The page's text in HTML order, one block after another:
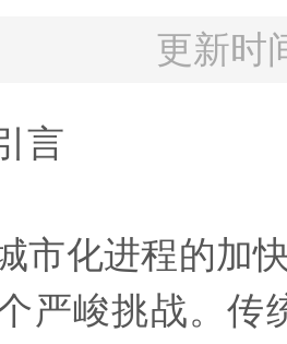
更新时
言
化进程的加快
严峻挑战。传